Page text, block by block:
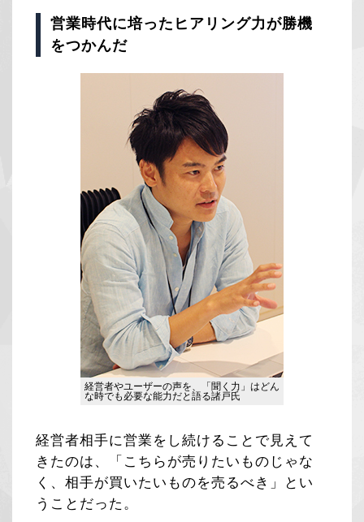
営業時代に培ったヒアリング力が勝機
をつかんだ
経営者やユーザーの声を、「聞く力」はどん
な時でも必要な能力だと語る諸戸氏
経営者相手に営業をし続けることで見えて
きたのは、「こちらが売りたいものじゃな
く、相手が買いたいものを売るべき」とい
うことだった。